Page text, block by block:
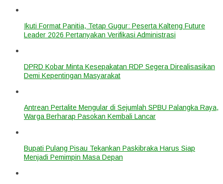
Ikuti Format Panitia, Tetap Gugur: Peserta Kalteng Future
Leader 2026 Pertanyakan Verifikasi Administrasi
DPRD Kobar Minta Kesepakatan RDP Segera Direalisasikan
Demi Kepentingan Masyarakat
Antrean Pertalite Mengular di Sejumlah SPBU Palangka Raya,
Warga Berharap Pasokan Kembali Lancar
Bupati Pulang Pisau Tekankan Paskibraka Harus Siap
Menjadi Pemimpin Masa Depan